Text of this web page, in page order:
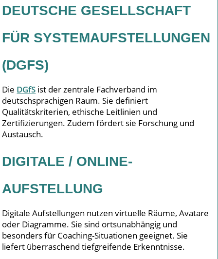
DEUTSCHE GESELLSCHAFT
FÜR SYSTEMAUFSTELLUNGEN
(DGFS)
Die DGfS ist der zentrale Fachverband im
deutschsprachigen Raum. Sie definiert
Qualitätskriterien, ethische Leitlinien und
Zertifizierungen. Zudem fördert sie Forschung und
Austausch.
DIGITALE / ONLINE-
AUFSTELLUNG
Digitale Aufstellungen nutzen virtuelle Räume, Avatare
oder Diagramme. Sie sind ortsunabhängig und
besonders für Coaching-Situationen geeignet. Sie
liefert überraschend tiefgreifende Erkenntnisse.